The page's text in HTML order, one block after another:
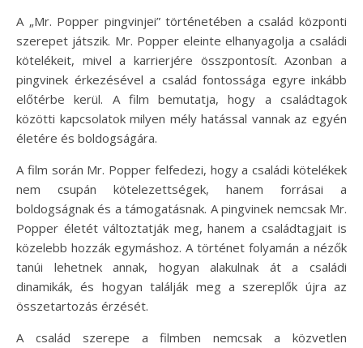
A „Mr. Popper pingvinjei” történetében a család központi
szerepet játszik. Mr. Popper eleinte elhanyagolja a családi
kötelékeit, mivel a karrierjére összpontosít. Azonban a
pingvinek érkezésével a család fontossága egyre inkább
előtérbe kerül. A film bemutatja, hogy a családtagok
közötti kapcsolatok milyen mély hatással vannak az egyén
életére és boldogságára.
A film során Mr. Popper felfedezi, hogy a családi kötelékek
nem csupán kötelezettségek, hanem forrásai a
boldogságnak és a támogatásnak. A pingvinek nemcsak Mr.
Popper életét változtatják meg, hanem a családtagjait is
közelebb hozzák egymáshoz. A történet folyamán a nézők
tanúi lehetnek annak, hogyan alakulnak át a családi
dinamikák, és hogyan találják meg a szereplők újra az
összetartozás érzését.
A család szerepe a filmben nemcsak a közvetlen